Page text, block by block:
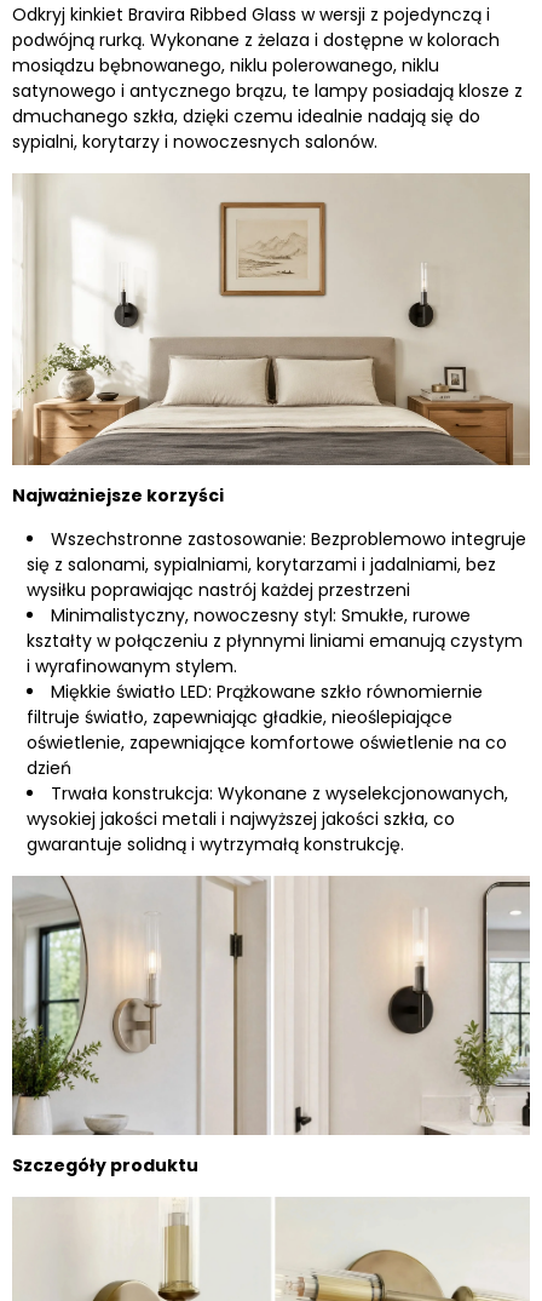
Odkryj kinkiet Bravira Ribbed Glass w wersji z pojedynczą i
podwójną rurką. Wykonane z żelaza i dostępne w kolorach
mosiądzu bębnowanego, niklu polerowanego, niklu
satynowego i antycznego brązu, te lampy posiadają klosze z
dmuchanego szkła, dzięki czemu idealnie nadają się do
sypialni, korytarzy i nowoczesnych salonów.
Najważniejsze korzyści
Wszechstronne zastosowanie: Bezproblemowo integruje
się z salonami, sypialniami, korytarzami i jadalniami, bez
wysiłku poprawiając nastrój każdej przestrzeni
Minimalistyczny, nowoczesny styl: Smukłe, rurowe
kształty w połączeniu z płynnymi liniami emanują czystym
i wyrafinowanym stylem.
Miękkie światło LED: Prążkowane szkło równomiernie
filtruje światło, zapewniając gładkie, nieoślepiające
oświetlenie, zapewniające komfortowe oświetlenie na co
dzień
Trwała konstrukcja: Wykonane z wyselekcjonowanych,
wysokiej jakości metali i najwyższej jakości szkła, co
gwarantuje solidną i wytrzymałą konstrukcję.
Szczegóły produktu